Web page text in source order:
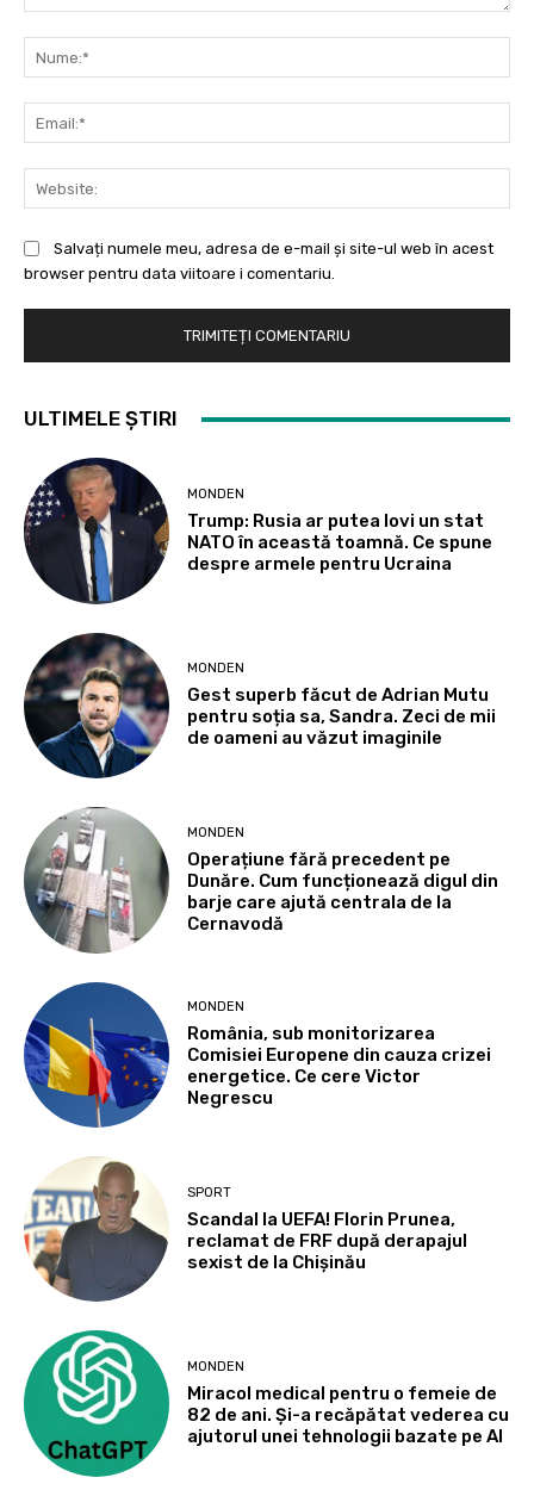
Salvați numele meu, adresa de e-mail și site-ul web în acest
browser pentru data viitoare i comentariu.
ULTIMELE ȘTIRI
MONDEN
Trump: Rusia ar putea lovi un stat
NATO în această toamnă. Ce spune
despre armele pentru Ucraina
MONDEN
Gest superb făcut de Adrian Mutu
pentru soția sa, Sandra. Zeci de mii
de oameni au văzut imaginile
MONDEN
Operațiune fără precedent pe
Dunăre. Cum funcționează digul din
barje care ajută centrala de la
Cernavodă
MONDEN
România, sub monitorizarea
Comisiei Europene din cauza crizei
energetice. Ce cere Victor
Negrescu
SPORT
Scandal la UEFA! Florin Prunea,
reclamat de FRF după derapajul
sexist de la Chișinău
MONDEN
Miracol medical pentru o femeie de
82 de ani. Și-a recăpătat vederea cu
ajutorul unei tehnologii bazate pe AI